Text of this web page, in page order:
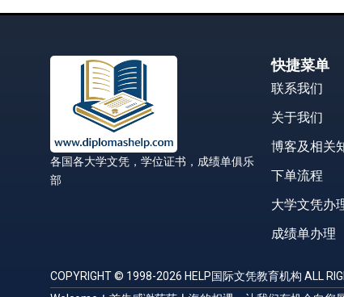
各国各大学文凭，学位证书，成绩单俱乐
部
快捷菜单
联系我们
关于我们
博客及相关
下单流程
大学文凭办
成绩单办理
COPYRIGHT © 1998-2026 HELP国际文凭教育机构 ALL